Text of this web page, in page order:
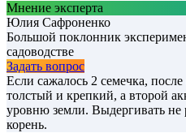
Мнение эксперта
Юлия Сафроненко
Большой поклонник
садоводстве
Задать вопрос
Если сажалось 2 семечка,
толстый и крепкий, а второй
уровню земли. Выдергивать не
корень.